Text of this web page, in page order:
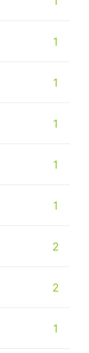
1
1
1
1
1
2
2
1